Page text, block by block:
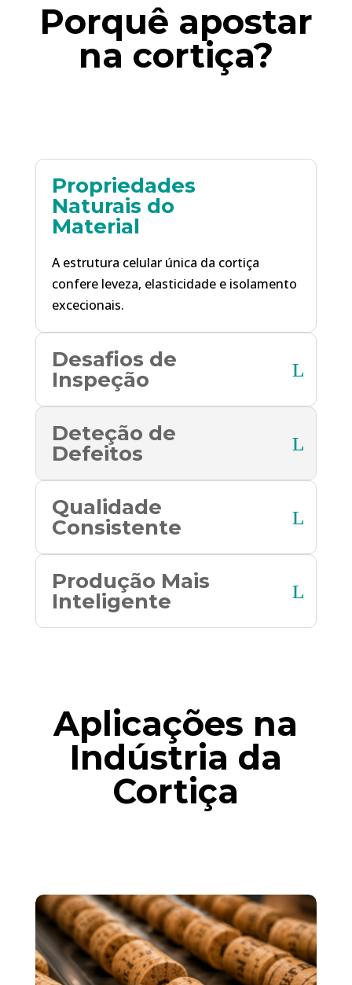
Porquê apostar
na cortiça?
Propriedades
Naturais do
Material
A estrutura celular única da cortiça
confere leveza, elasticidade e isolamento
excecionais.
Desafios de
Inspeção
Deteção de
Defeitos
Qualidade
Consistente
Produção Mais
Inteligente
Aplicações na
Indústria da
Cortiça